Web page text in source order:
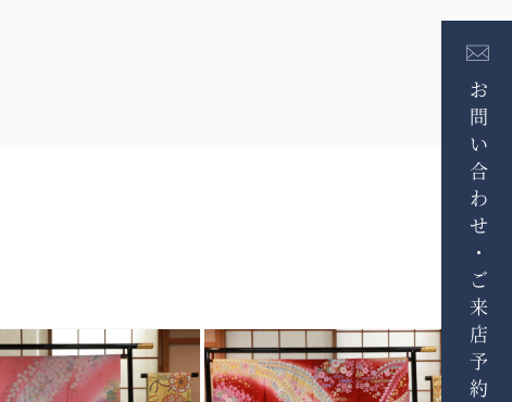
お問い合わせ・ご来店予約